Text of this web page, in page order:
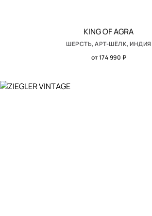
KING OF AGRA
ШЕРСТЬ, АРТ-ШЁЛК, ИНДИЯ
от 174 990 ₽